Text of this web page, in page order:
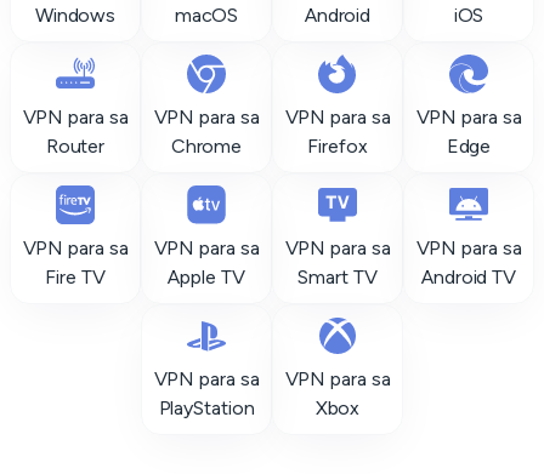
Windows
macOS
Android
iOS
VPN para sa
Router
VPN para sa
Chrome
VPN para sa
Firefox
VPN para sa
Edge
VPN para sa
Fire TV
VPN para sa
Apple TV
VPN para sa
Smart TV
VPN para sa
Android TV
VPN para sa
PlayStation
VPN para sa
Xbox